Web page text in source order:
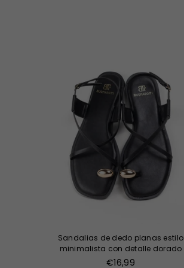
Sandalias de dedo planas estilo
minimalista con detalle dorado
Precio
€16,99